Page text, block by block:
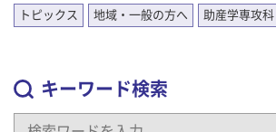
トピックス 地域・一般の方へ 助産学専攻科
キーワード検索